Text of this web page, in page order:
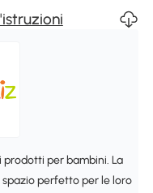
prodotti per bambini. La
perfetto per le loro